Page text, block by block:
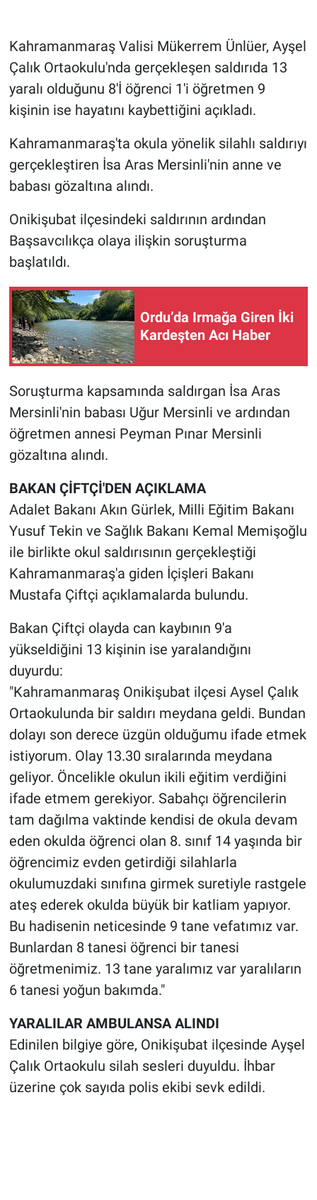
Kahramanmaraş Valisi Mükerrem Ünlüer, Ayşel
Çalık Ortaokulu'nda gerçekleşen saldırıda 13
yaralı olduğunu 8'İ öğrenci 1'i öğretmen 9
kişinin ise hayatını kaybettiğini açıkladı.
Kahramanmaraş'ta okula yönelik silahlı saldırıyı
gerçekleştiren İsa Aras Mersinli'nin anne ve
babası gözaltına alındı.
Onikişubat ilçesindeki saldırının ardından
Başsavcılıkça olaya ilişkin soruşturma
başlatıldı.
Ordu’da Irmağa Giren İki
Kardeşten Acı Haber
Soruşturma kapsamında saldırgan İsa Aras
Mersinli'nin babası Uğur Mersinli ve ardından
öğretmen annesi Peyman Pınar Mersinli
gözaltına alındı.
BAKAN ÇİFTÇİ'DEN AÇIKLAMA
Adalet Bakanı Akın Gürlek, Milli Eğitim Bakanı
Yusuf Tekin ve Sağlık Bakanı Kemal Memişoğlu
ile birlikte okul saldırısının gerçekleştiği
Kahramanmaraş'a giden İçişleri Bakanı
Mustafa Çiftçi açıklamalarda bulundu.
Bakan Çiftçi olayda can kaybının 9'a
yükseldiğini 13 kişinin ise yaralandığını
duyurdu:
"Kahramanmaraş Onikişubat ilçesi Aysel Çalık
Ortaokulunda bir saldırı meydana geldi. Bundan
dolayı son derece üzgün olduğumu ifade etmek
istiyorum. Olay 13.30 sıralarında meydana
geliyor. Öncelikle okulun ikili eğitim verdiğini
ifade etmem gerekiyor. Sabahçı öğrencilerin
tam dağılma vaktinde kendisi de okula devam
eden okulda öğrenci olan 8. sınıf 14 yaşında bir
öğrencimiz evden getirdiği silahlarla
okulumuzdaki sınıfına girmek suretiyle rastgele
ateş ederek okulda büyük bir katliam yapıyor.
Bu hadisenin neticesinde 9 tane vefatımız var.
Bunlardan 8 tanesi öğrenci bir tanesi
öğretmenimiz. 13 tane yaralımız var yaralıların
6 tanesi yoğun bakımda."
YARALILAR AMBULANSA ALINDI
Edinilen bilgiye göre, Onikişubat ilçesinde Ayşel
Çalık Ortaokulu silah sesleri duyuldu. İhbar
üzerine çok sayıda polis ekibi sevk edildi.
MAGAZİN
Bilim, Teknoloji